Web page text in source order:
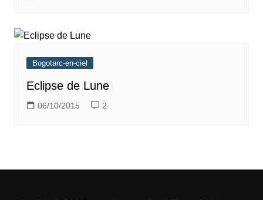
Bogotarc-en-ciel
Eclipse de Lune
06/10/2015 2